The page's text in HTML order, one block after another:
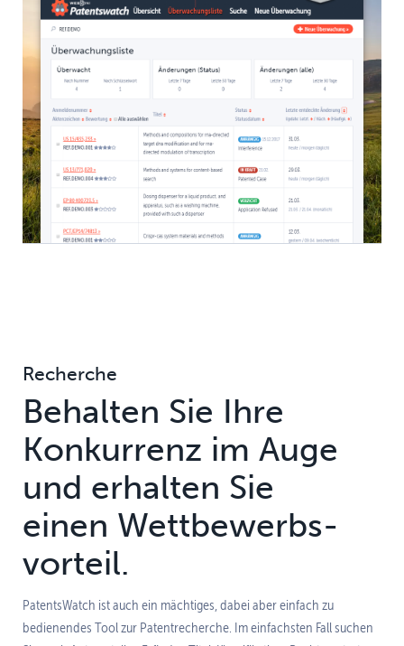
Recherche
Behalten Sie Ihre
Konkurrenz im Auge
und erhalten Sie
einen Wettbewerbs­
vorteil.
PatentsWatch ist auch ein mächtiges, dabei aber einfach zu
bedienendes Tool zur Patentrecherche. Im einfachsten Fall suchen